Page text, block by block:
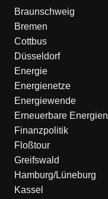
Braunschweig
Bremen
Cottbus
Düsseldorf
Energie
Energienetze
Energiewende
Erneuerbare Energien
Finanzpolitik
Floßtour
Greifswald
Hamburg/Lüneburg
Kassel